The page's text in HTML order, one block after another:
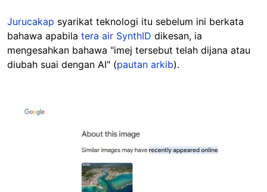
Jurucakap syarikat teknologi itu sebelum ini berkata
bahawa apabila tera air SynthID dikesan, ia
mengesahkan bahawa "imej tersebut telah dijana atau
diubah suai dengan AI" (pautan arkib).
Image